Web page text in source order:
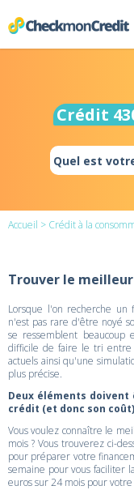
Crédit
Accueil > Crédit à la
Trouver le meilleur
Lorsque l'on recherche
n'est pas rare d'être noyé
se ressemblent
difficile de faire le tri entre
actuels ainsi qu'une
plus précise.
Deux éléments
crédit (et donc son
Vous voulez connaître le
mois ? Vous trouverez ci-
pour préparer votre
semaine pour vous faciliter
euros sur 24 mois pour